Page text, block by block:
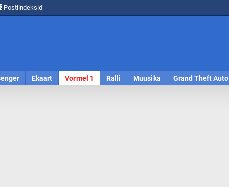
Postiindeksid
Ekaart Vormel 1 Ralli Muusika Grand Theft Auto